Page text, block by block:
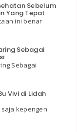
Sebelum
Yang Tepat
ini benar
Sebagai
Sebagai
Vivi di Lidah
kepengen